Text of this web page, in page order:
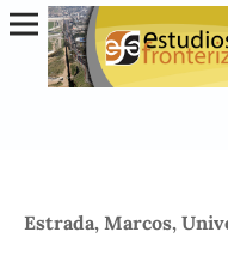
Estrada, Marcos,